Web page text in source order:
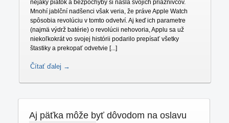
nejaký piatok a bezpochyby si našla svojich priaznivcov.
Mnohí jablční nadšenci však veria, že práve Apple Watch
spôsobia revolúciu v tomto odvetví. Aj keď ich parametre
(najmä výdrž batérie) o revolúcii nehovoria, Applu sa už
niekoľkokrát vo svojej histórii podarilo prepísať všetky
štastiky a prekopať odvetvie [...]
Čítať ďalej →
Aj päťka môže byť dôvodom na oslavu